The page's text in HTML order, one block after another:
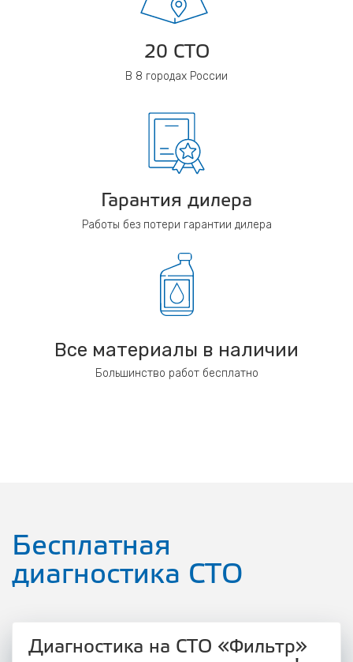
20 СТО
В 8 городах России
Гарантия дилера
Работы без потери гарантии дилера
Все материалы в наличии
Большинство работ бесплатно
Бесплатная
диагностика СТО
Диагностика на СТО «Фильтр»